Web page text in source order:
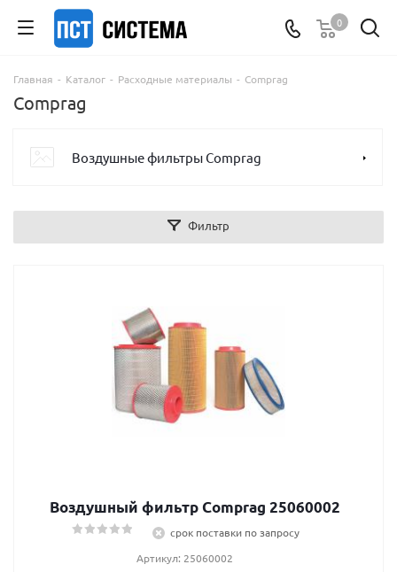
0
Главная - Каталог - Расходные материалы - Comprag
Comprag
Воздушные фильтры Comprag
Фильтр
Воздушный фильтр Comprag 25060002
срок поставки по запросу
Артикул: 25060002